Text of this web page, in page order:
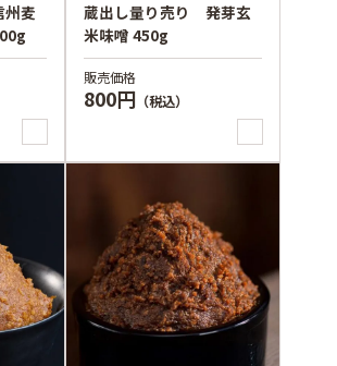
麦
蔵出し量り売り 発芽玄
米味噌 450g
販売価格
800円 （税込）